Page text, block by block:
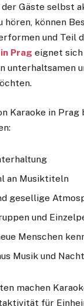
Gäste selbst
hören, können
und Teil
Prag eignet
unterhaltsamen
Karaoke in Prag
an Musiktiteln
gesellige
und
Menschen
Musik und
machen
für